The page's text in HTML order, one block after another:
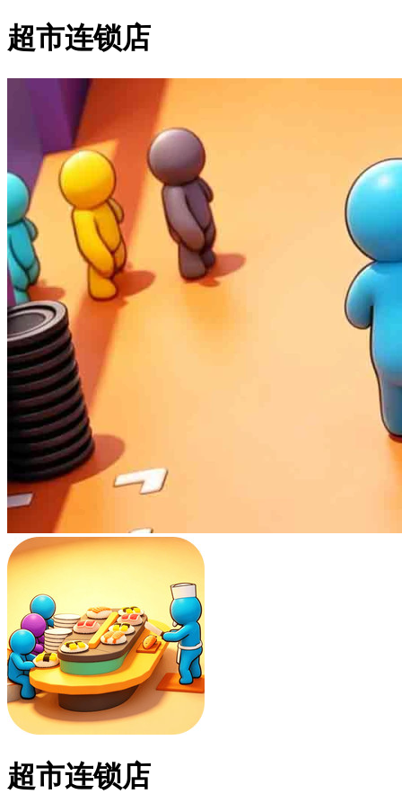
超市连锁店
超市连锁店